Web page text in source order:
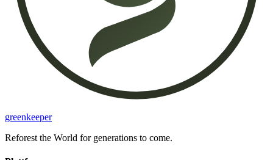
greenkeeper
Reforest the World for generations to come.